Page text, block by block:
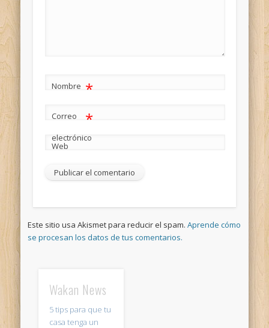
Nombre *
Correo
electrónico
*
Web
Este sitio usa Akismet para reducir el spam.Aprende cómo
se procesan los datos de tus comentarios.
Wakan News
5 tips para que tu
casa tenga un